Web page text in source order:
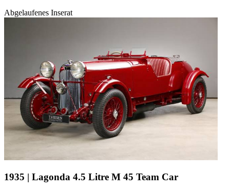
Abgelaufenes Inserat
1935 | Lagonda 4.5 Litre M 45 Team Car